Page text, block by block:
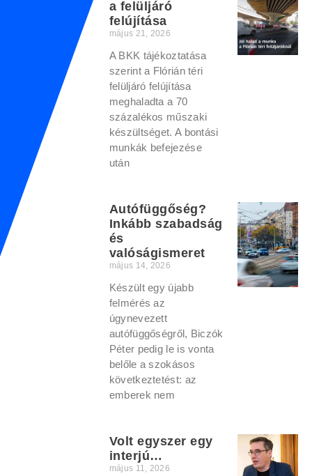
a felüljáró
felújítása
május 21, 2026
A BKK tájékoztatása
szerint a Flórián téri
felüljáró felújítása
meghaladta a 70
százalékos műszaki
készültséget. A bontási
munkák befejezése
után
Autófüggőség?
Inkább szabadság
és
valóságismeret
május 14, 2026
Készült egy újabb
felmérés az
úgynevezett
autófüggőségről, Biczók
Péter pedig le is vonta
belőle a szokásos
következtetést: az
emberek nem
Volt egyszer egy
interjú…
május 11, 2026